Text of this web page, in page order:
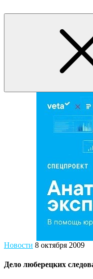
Новости 8 октября 2009
Дело люберецких